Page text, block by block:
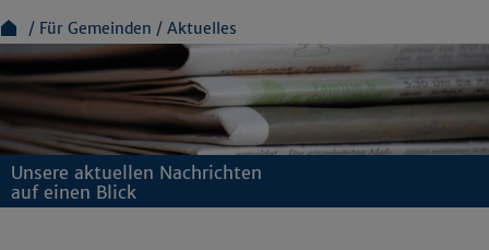
Für Gemeinden Aktuelles
Unsere aktuellen Nachrichten
auf einen Blick